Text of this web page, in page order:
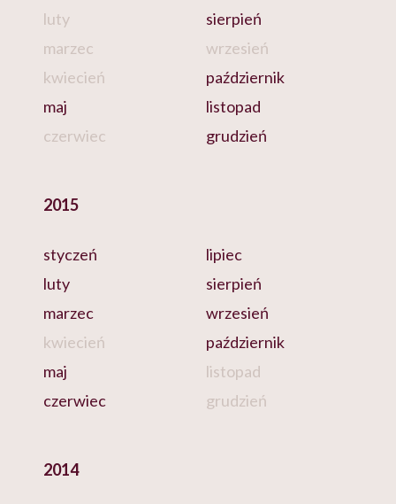
luty
marzec
kwiecień
maj
czerwiec
sierpień
wrzesień
październik
listopad
grudzień
2015
styczeń
luty
marzec
kwiecień
maj
czerwiec
lipiec
sierpień
wrzesień
październik
listopad
grudzień
2014